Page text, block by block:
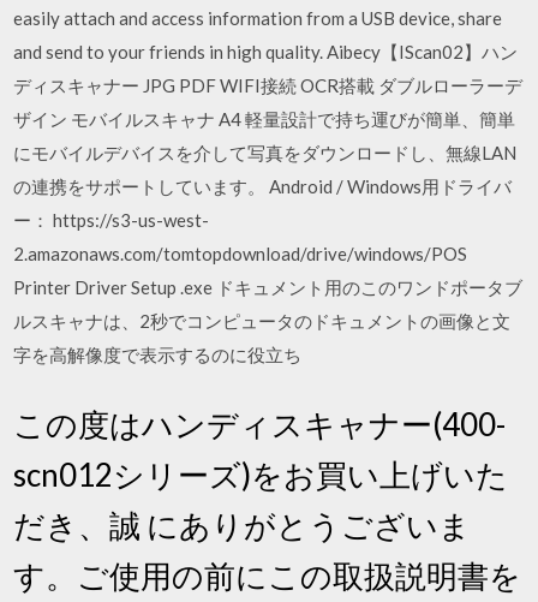
easily attach and access information from a USB device, share
and send to your friends in high quality. Aibecy【IScan02】ハン
ディスキャナー JPG PDF WIFI接続 OCR搭載 ダブルローラーデ
ザイン モバイルスキャナ A4 軽量設計で持ち運びが簡単、簡単
にモバイルデバイスを介して写真をダウンロードし、無線LAN
の連携をサポートしています。 Android / Windows用ドライバ
ー： https://s3-us-west-
2.amazonaws.com/tomtopdownload/drive/windows/POS
Printer Driver Setup .exe ドキュメント用のこのワンドポータブ
ルスキャナは、2秒でコンピュータのドキュメントの画像と文
字を高解像度で表示するのに役立ち
この度はハンディスキャナー(400-
scn012シリーズ)をお買い上げいた
だき、誠 にありがとうございま
す。ご使用の前にこの取扱説明書を